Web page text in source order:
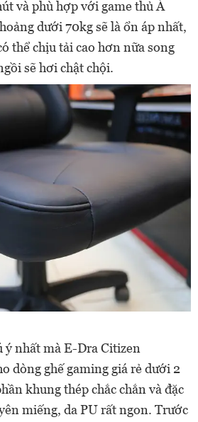
và phù hợp với game thủ Á
dưới 70kg sẽ là ổn áp nhất,
thể chịu tải cao hơn nữa song
sẽ hơi chật chội.
ý nhất mà E-Dra Citizen
dòng ghế gaming giá rẻ dưới 2
khung thép chắc chắn và đặc
miếng, da PU rất ngon. Trước